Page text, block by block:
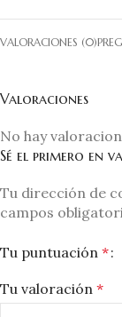
VALORACIONES (0)
Valoraciones
No hay
Sé el primero en
Tu dirección de
campos
Tu puntuación *
Tu valoración *